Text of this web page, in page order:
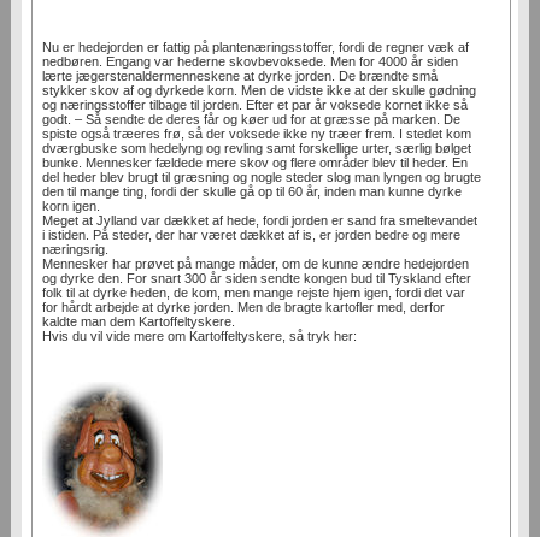
Nu er hedejorden er fattig på plantenæringsstoffer, fordi de regner væk af
nedbøren. Engang var hederne skovbevoksede. Men for 4000 år siden
lærte jægerstenaldermenneskene at dyrke jorden. De brændte små
stykker skov af og dyrkede korn. Men de vidste ikke at der skulle gødning
og næringsstoffer tilbage til jorden. Efter et par år voksede kornet ikke så
godt. – Så sendte de deres får og køer ud for at græsse på marken. De
spiste også træeres frø, så der voksede ikke ny træer frem. I stedet kom
dværgbuske som hedelyng og revling samt forskellige urter, særlig bølget
bunke. Mennesker fældede mere skov og flere områder blev til heder. En
del heder blev brugt til græsning og nogle steder slog man lyngen og brugte
den til mange ting, fordi der skulle gå op til 60 år, inden man kunne dyrke
korn igen.
Meget at Jylland var dækket af hede, fordi jorden er sand fra smeltevandet
i istiden. På steder, der har været dækket af is, er jorden bedre og mere
næringsrig.
Mennesker har prøvet på mange måder, om de kunne ændre hedejorden
og dyrke den. For snart 300 år siden sendte kongen bud til Tyskland efter
folk til at dyrke heden, de kom, men mange rejste hjem igen, fordi det var
for hårdt arbejde at dyrke jorden. Men de bragte kartofler med, derfor
kaldte man dem Kartoffeltyskere.
Hvis du vil vide mere om Kartoffeltyskere, så tryk her: